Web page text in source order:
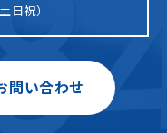
日祝）
問い合わせ